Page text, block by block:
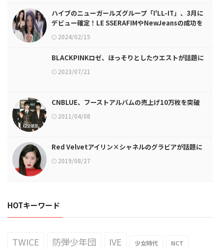
ハイブのニューガールズグループ「I'LL-IT」、3月に
デビュー確定！LE SSERAFIMやNewJeansの成功を
受け継ぐことができるのか
2024/02/15
BLACKPINKロゼ、ほっそりとしたウエストが話題に
2023/07/21
CNBLUE、フーストアルバムの売上げ10万枚を突破
2011/04/08
Red Velvetアイリン×シャネルのグラビアが話題に
2019/08/27
HOTキーワード
TWICE 防弾少年団 IVE 少女時代 NCT